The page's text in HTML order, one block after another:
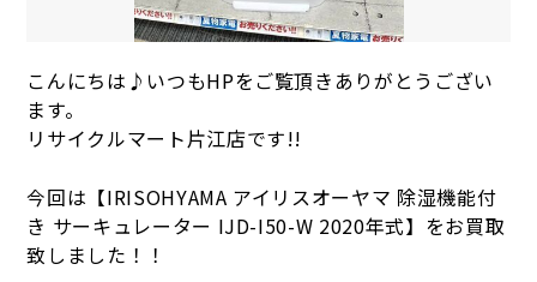
こんにちは♪いつもHPをご覧頂きありがとうござい
ます。
リサイクルマート片江店です!!
今回は【IRISOHYAMA アイリスオーヤマ 除湿機能付
き サーキュレーター IJD-I50-W 2020年式】をお買取
致しました！！